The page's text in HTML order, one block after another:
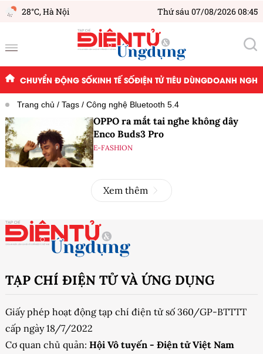
28°C,Hà Nội Thứ sáu 07/08/2026 08:45
CHUYỂN ĐỘNG SỐKINH TẾ SỐĐIỆN TỬ TIÊU DÙNGDOANH
Trang chủ Tags Công nghệ Bluetooth 5.4
OPPO ra mắt tai nghe không dây
Enco Buds3 Pro
E-FASHION
Xem thêm
TẠP CHÍ ĐIỆN TỬ VÀ ỨNG DỤNG
Giấy phép hoạt động tạp chí điện tử số 360/GP-BTTTT
cấp ngày 18/7/2022
Cơ quan chủ quản: Hội Vô tuyến - Điện tử Việt Nam